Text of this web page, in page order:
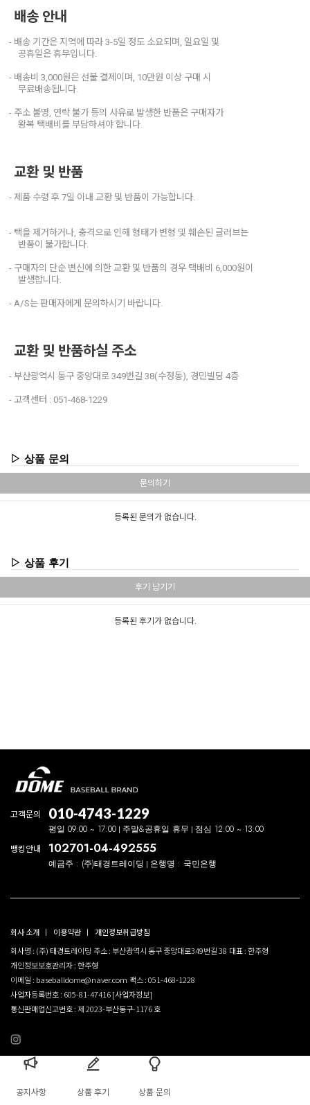
배송 안내
- 배송 기간은 지역에 따라 3-5일 정도 소요되며, 일요일 및
공휴일은 휴무입니다.
- 배송비 3,000원은 선불 결제이며, 10만원 이상 구매 시
무료배송됩니다.
- 주소 불명, 연락 불가 등의 사유로 발생한 반품은 구매자가
왕복 택배비를 부담하셔야 합니다.
교환 및 반품
- 제품 수령 후 7일 이내 교환 및 반품이 가능합니다.
- 택을 제거하거나, 충격으로 인해 형태가 변형 및 훼손된 글러브는
반품이 불가합니다.
- 구매자의 단순 변신에 의한 교환 및 반품의 경우 택배비 6,000원이
발생합니다.
- A/S는 판매자에게 문의하시기 바랍니다.
교환 및 반품하실 주소
- 부산광역시 동구 중앙대로 349번길 38(수정동), 경민빌딩 4층
- 고객센터 : 051-468-1229
▷ 상품 문의
문의하기
등록된 문의가 없습니다.
▷ 상품 후기
후기 남기기
등록된 후기가 없습니다.
고객문의 010-4743-1229
평일 09:00 ~ 17:00 주말&공휴일 휴무 점심 12:00 ~ 13:00
뱅킹안내 102701-04-492555
예금주 : (주)태경트레이딩 은행명 : 국민은행
회사 소개 이용약관
개인정보취급방침
회사명 : (주) 태경트레이딩 주소 : 부산광역시 동구 중앙대로349번길 38 대표 : 한주형
개인정보보호관리자 : 한주형
이메일 : baseballdome@naver.com 팩스 : 051-468-1228
사업자등록번호 : 605-81-47416[사업자정보]
통신판매업신고번호 : 제 2023-부산동구-1176 호
공지사항 상품 후기 상품 문의